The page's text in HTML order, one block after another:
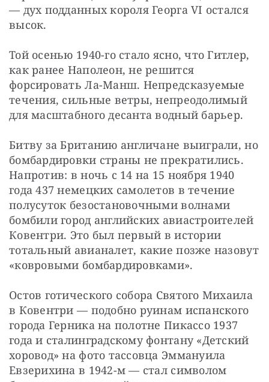
— дух подданных короля Георга VI остался
высок.
Той осенью 1940-го стало ясно, что Гитлер,
как ранее Наполеон, не решится
форсировать Ла-Манш. Непредсказуемые
течения, сильные ветры, непреодолимый
для масштабного десанта водный барьер.
Битву за Британию англичане выиграли, но
бомбардировки страны не прекратились.
Напротив: в ночь с 14 на 15 ноября 1940
года 437 немецких самолетов в течение
полусуток безостановочными волнами
бомбили город английских авиастроителей
Ковентри. Это был первый в истории
тотальный авианалет, какие позже назовут
«ковровыми бомбардировками».
Остов готического собора Святого Михаила
в Ковентри — подобно руинам испанского
города Герника на полотне Пикассо 1937
года и сталинградскому фонтану «Детский
хоровод» на фото тассовца Эммануила
Евзерихина в 1942-м — стал символом